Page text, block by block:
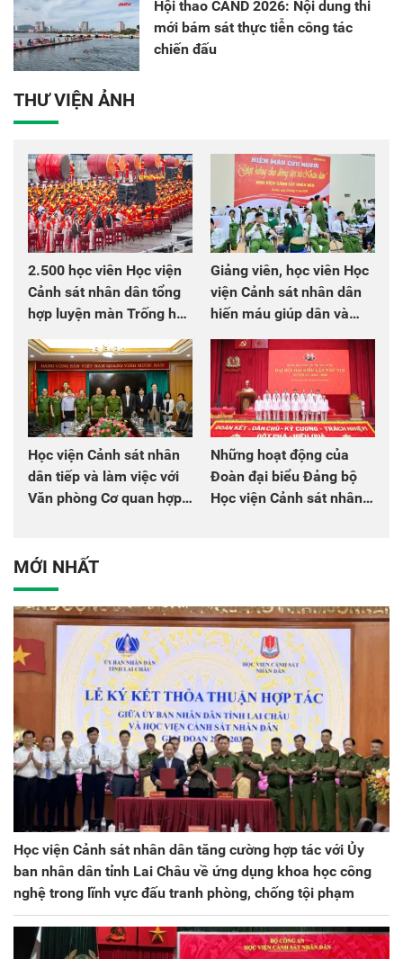
Hội thao CAND 2026: Nội dung thi
mới bám sát thực tiễn công tác
chiến đấu
THƯ VIỆN ẢNH
2.500 học viên Học viện
Cảnh sát nhân dân tổng
hợp luyện màn Trống hội
Giảng viên, học viên Học
viện Cảnh sát nhân dân
hiến máu giúp dân và
Học viện Cảnh sát nhân
dân tiếp và làm việc với
Văn phòng Cơ quan hợp
Những hoạt động của
Đoàn đại biểu Đảng bộ
Học viện Cảnh sát nhân
MỚI NHẤT
Học viện Cảnh sát nhân dân tăng cường hợp tác với Ủy
ban nhân dân tỉnh Lai Châu về ứng dụng khoa học công
nghệ trong lĩnh vực đấu tranh phòng, chống tội phạm